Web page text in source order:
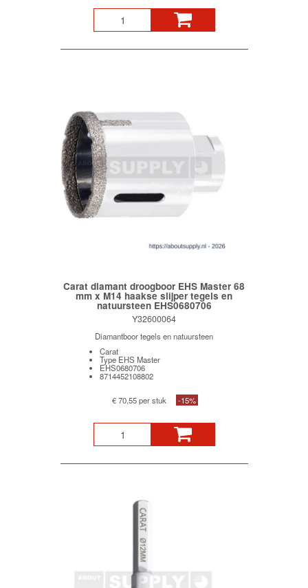
Carat diamant droogboor EHS Master 68
mm x M14 haakse slijper tegels en
natuursteen EHS0680706
Y32600064
Diamantboor tegels en natuursteen
Carat
Type EHS Master
EHS0680706
8714452108802
€ 70,55 per stuk -15%